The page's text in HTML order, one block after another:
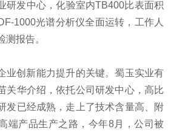
研发中心，化验室内TB400比表面积
1000光谱分析仪全面运转，工作人
测报告。
业创新能力提升的关键。蜀玉实业有
关华介绍，依托公司研发中心，高比
发已经成熟，走上了技术含量高、附
端产品生产之路，今年8月，公司被